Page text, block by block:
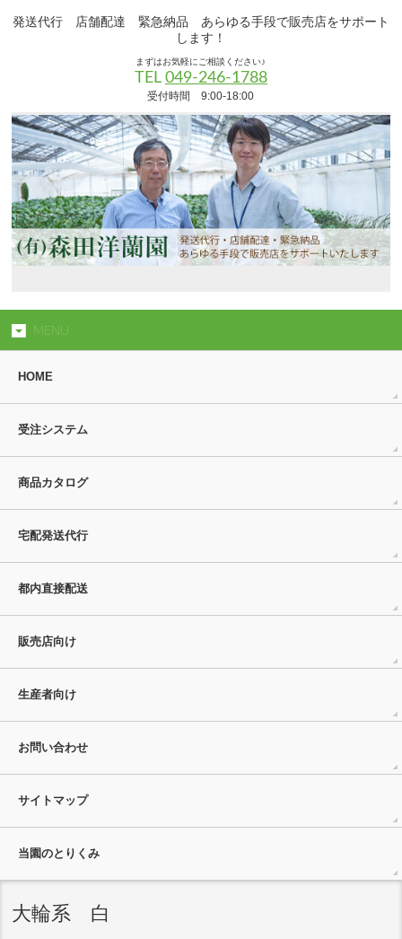
発送代行 店舗配達 緊急納品 あらゆる手段で販売店をサポート
します！
まずはお気軽にご相談ください♪
TEL 049-246-1788
受付時間 9:00-18:00
MENU
HOME
受注システム
商品カタログ
宅配発送代行
都内直接配送
販売店向け
生産者向け
お問い合わせ
サイトマップ
当園のとりくみ
大輪系 白